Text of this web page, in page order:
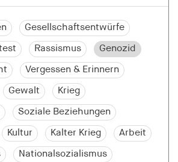
Gesellschaftsentwürfe
Rassismus Genozid
Vergessen & Erinnern
Gewalt Krieg
Soziale Beziehungen
Kultur Kalter Krieg Arbeit
Nationalsozialismus
ermöglichen. Die Webseite
Cookies nicht richtig